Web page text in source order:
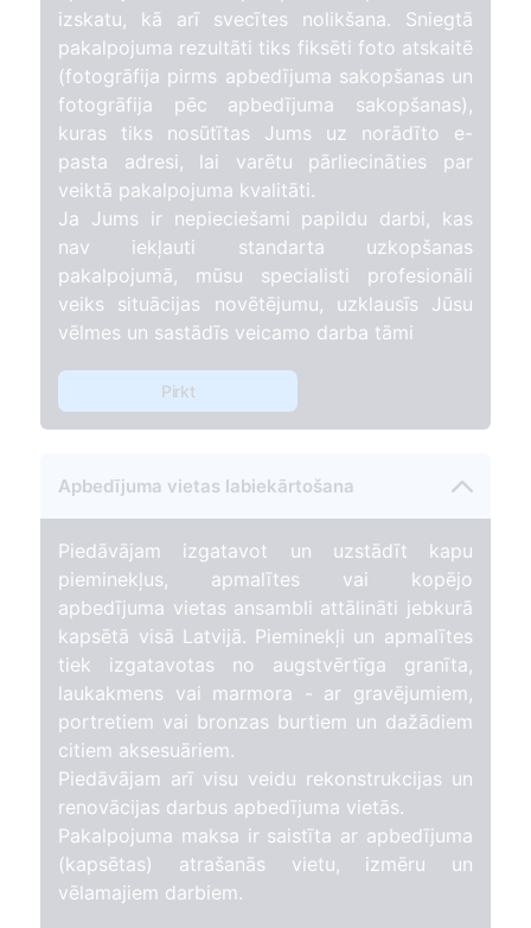
izskatu, kā arī svecītes nolikšana. Sniegtā
pakalpojuma rezultāti tiks fiksēti foto atskaitē
(fotogrāfija pirms apbedījuma sakopšanas un
fotogrāfija pēc apbedījuma sakopšanas),
kuras tiks nosūtītas Jums uz norādīto e-
pasta adresi, lai varētu pārliecināties par
veiktā pakalpojuma kvalitāti.
Ja Jums ir nepieciešami papildu darbi, kas
nav iekļauti standarta uzkopšanas
pakalpojumā, mūsu specialisti profesionāli
veiks situācijas novētējumu, uzklausīs Jūsu
vēlmes un sastādīs veicamo darba tāmi
Pirkt
Apbedījuma vietas labiekārtošana
Piedāvājam izgatavot un uzstādīt kapu
pieminekļus, apmalītes vai kopējo
apbedījuma vietas ansambli attālināti jebkurā
kapsētā visā Latvijā. Pieminekļi un apmalītes
tiek izgatavotas no augstvērtīga granīta,
laukakmens vai marmora - ar gravējumiem,
portretiem vai bronzas burtiem un dažādiem
citiem aksesuāriem.
Piedāvājam arī visu veidu rekonstrukcijas un
renovācijas darbus apbedījuma vietās.
Pakalpojuma maksa ir saistīta ar apbedījuma
(kapsētas) atrašanās vietu, izmēru un
vēlamajiem darbiem.